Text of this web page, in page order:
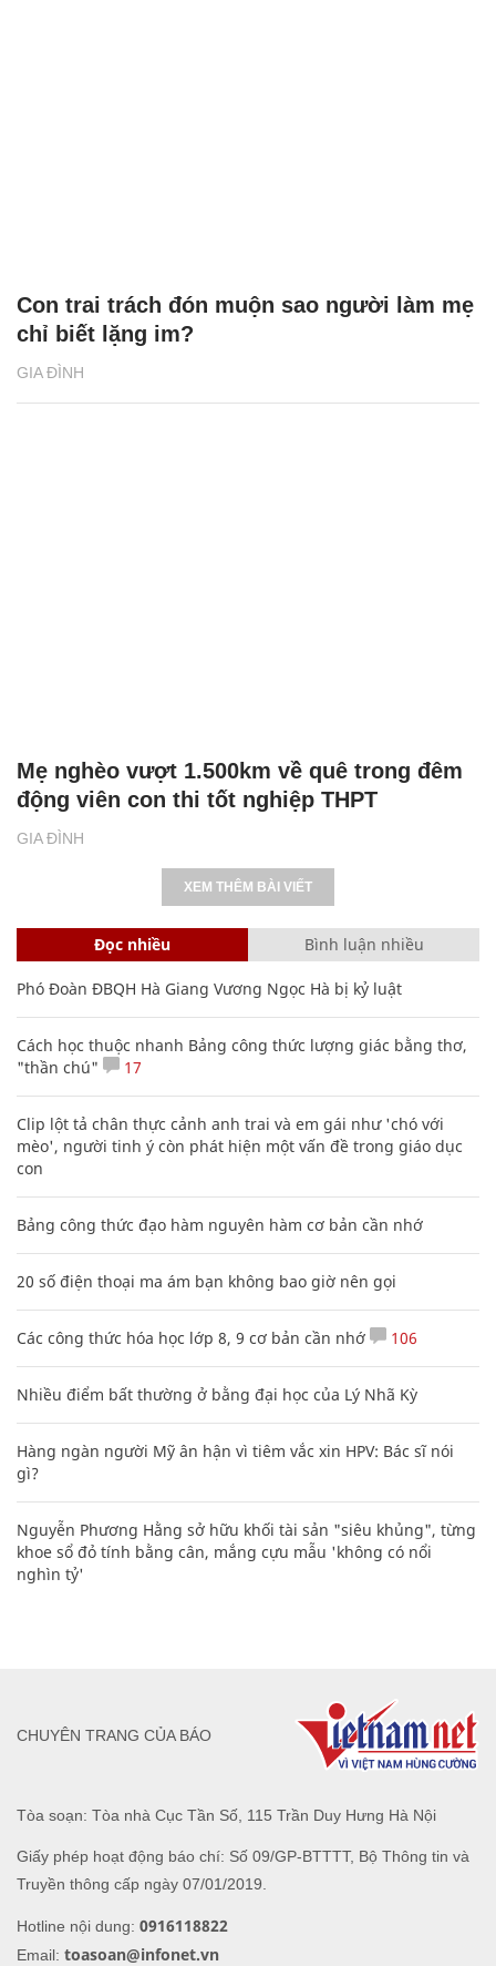
GIA ĐÌNH
Con trai trách đón muộn sao người làm mẹ
chỉ biết lặng im?
GIA ĐÌNH
Mẹ nghèo vượt 1.500km về quê trong đêm
động viên con thi tốt nghiệp THPT
XEM THÊM BÀI VIẾT
Đọc nhiều Bình luận nhiều
Phó Đoàn ĐBQH Hà Giang Vương Ngọc Hà bị kỷ luật
Cách học thuộc nhanh Bảng công thức lượng giác bằng thơ,
"thần chú"
17
Clip lột tả chân thực cảnh anh trai và em gái như 'chó với
mèo', người tinh ý còn phát hiện một vấn đề trong giáo dục
con
Bảng công thức đạo hàm nguyên hàm cơ bản cần nhớ
20 số điện thoại ma ám bạn không bao giờ nên gọi
Các công thức hóa học lớp 8, 9 cơ bản cần nhớ 106
Nhiều điểm bất thường ở bằng đại học của Lý Nhã Kỳ
Hàng ngàn người Mỹ ân hận vì tiêm vắc xin HPV: Bác sĩ nói
gì?
Nguyễn Phương Hằng sở hữu khối tài sản "siêu khủng", từng
khoe sổ đỏ tính bằng cân, mắng cựu mẫu 'không có nổi
nghìn tỷ'
Tòa soạn: Tòa nhà Cục Tần Số, 115 Trần Duy Hưng Hà Nội
Giấy phép hoạt động báo chí: Số 09/GP-BTTTT, Bộ Thông tin và
Truyền thông cấp ngày 07/01/2019.
Hotline nội dung: 0916118822
Email: toasoan@infonet.vn
CHUYÊN TRANG CỦA BÁO